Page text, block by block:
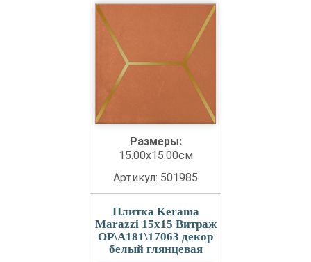
Размеры:
15.00x15.00см
Артикул: 501985
Плитка Kerama
Marazzi 15x15 Витраж
OP\A181\17063 декор
белый глянцевая